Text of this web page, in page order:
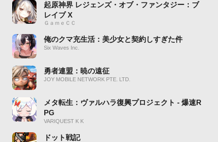
起原神界 レジェンズ・オブ・ファンタジー：ブ
レイブ X
ＧａｍｅＣＣ
俺のクマ充生活：美少女と契約しすぎた件
Six Waves Inc.
勇者連盟：暁の遠征
JOY MOBILE NETWORK PTE. LTD.
メタ転生：ヴァルハラ復興プロジェクト - 爆速R
PG
VARIQUEST K K
ドット戦記